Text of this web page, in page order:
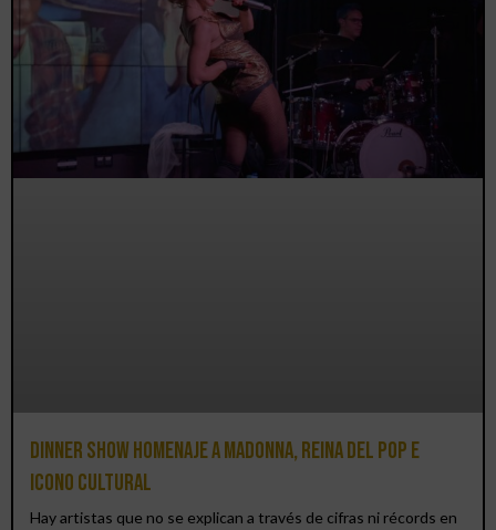
Dinner Show homenaje a Madonna, reina del pop e
icono cultural
Hay artistas que no se explican a través de cifras ni récords en